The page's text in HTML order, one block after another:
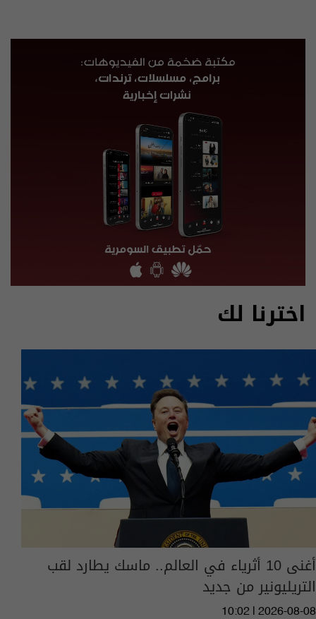
اخترنا لك
أغنى 10 أثرياء في العالم.. ماسك يطارد لقب
التريليونير من جديد
10:02 | 2026-08-08